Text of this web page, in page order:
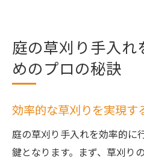
庭の草刈り手入れ
めのプロの秘訣
効率的な草刈りを実現す
庭の草刈り手入れを効率的に
鍵となります。まず、草刈り